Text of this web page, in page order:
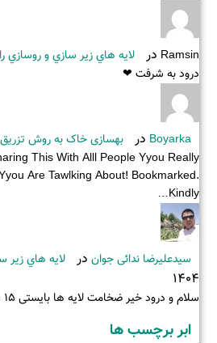
Ramsin در لايه هاي زير سازي و روسازي
درود به شرفت ❤
Boyarka در بهسازی خاک به روش تزریق
This With Alll People Yyou Really
Are Tawlking About! Bookmarked.
Kindly…
سیدعلیرضا ندائی جوان در لايه هاي زير
1404
سلام و درود خیر ضخامت لایه ها بایستی ۱۵ سانتیمتر باشد
ابر برچسب ها